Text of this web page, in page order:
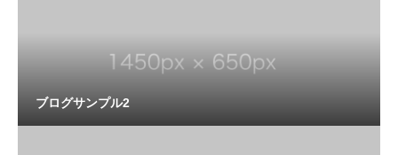
ブログサンプル2